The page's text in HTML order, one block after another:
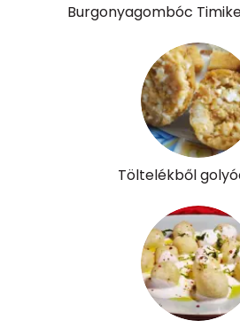
Burgonyagombóc
Töltelékből